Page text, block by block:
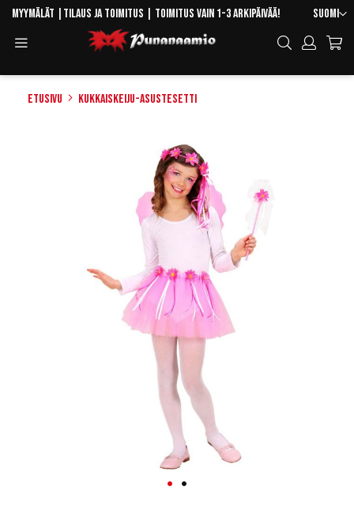
Skip
Content
Kieli
Suomi
Myymälät Tilaus ja toimitus | Toimitus vain 1-3 arkipäivää!
Hae
Etusivu Kukkaiskeiju-asustesetti